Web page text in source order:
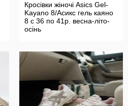
Кросівки жіночі Asics Gel-
Kayano 8/Асикс гель каяно
8 с 36 по 41р. весна-літо-
осінь